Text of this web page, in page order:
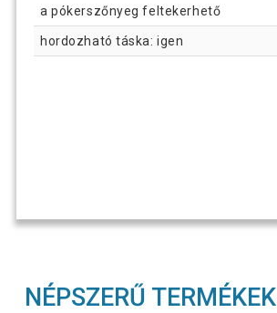
a pókerszőnyeg feltekerhető
hordozható táska: igen
NÉPSZERŰ TERMÉKEK